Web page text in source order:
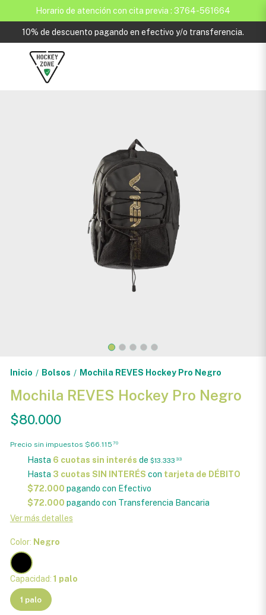
Horario de atención con cita previa : 3764-561664
10% de descuento pagando en efectivo y/o transferencia.
Inicio / Bolsos / Mochila REVES Hockey Pro Negro
Mochila REVES Hockey Pro Negro
$80.000
Precio sin impuestos $66.115 70
Hasta 6 cuotas sin interés de $13.333 33
Hasta 3 cuotas SIN INTERÉS con tarjeta de DÉBITO
$72.000 pagando con Efectivo
$72.000 pagando con Transferencia Bancaria
Ver más detalles
Color: Negro
Capacidad: 1 palo
1 palo